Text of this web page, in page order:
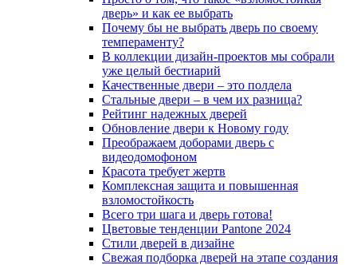
дверь» и как ее выбрать
Почему бы не выбрать дверь по своему
темпераменту?
В коллекции дизайн-проектов мы собрали
уже целый бестиарий
Качественные двери – это полдела
Стальные двери – в чем их разница?
Рейтинг надежных дверей
Обновление двери к Новому году
Преображаем доборами дверь с
видеодомофоном
Красота требует жертв
Комплексная защита и повышенная
взломостойкость
Всего три шага и дверь готова!
Цветовые тенденции Pantone 2024
Стили дверей в дизайне
Свежая подборка дверей на этапе создания